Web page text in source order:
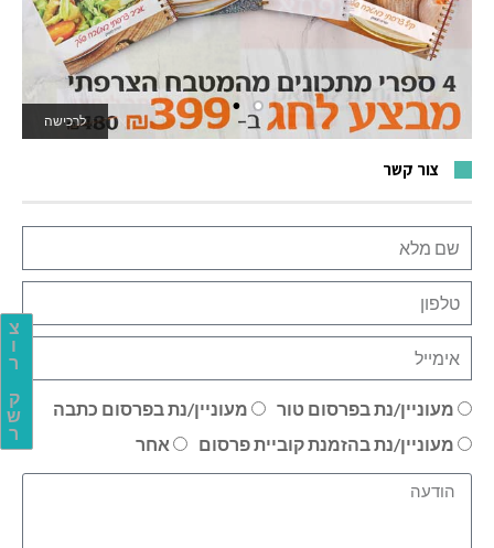
צ
ו
ר
ק
ש
ר
לרכישה
לאתר המשחקים
צור קשר
מעוניין/נת בפרסום טור
מעוניין/נת בפרסום כתבה
מעוניין/נת בהזמנת קוביית פרסום
אחר